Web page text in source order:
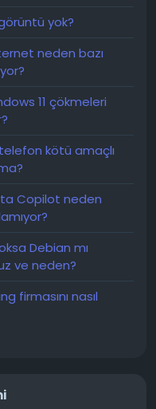
yok?
neden bazı
11 çökmeleri
telefon kötü amaçlı
Copilot neden
Debian mı
ve neden?
firmasını nasıl